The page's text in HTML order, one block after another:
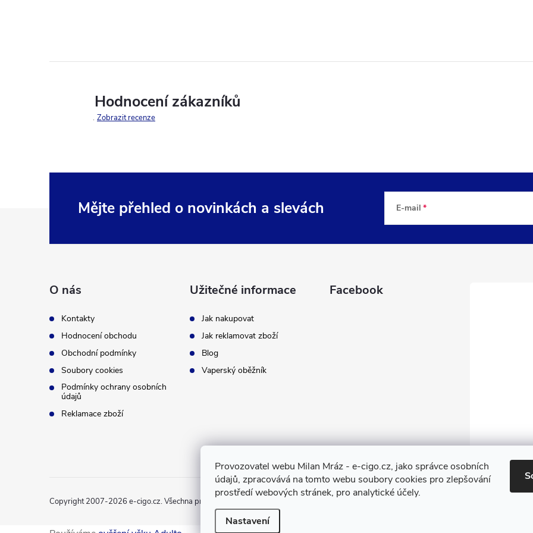
Provozovatel webu Milan Mráz - e-cigo.cz, jako správce osobních
údajů, zpracovává na tomto webu soubory cookies pro zlepšování
prostředí webových stránek, pro analytické účely.
Nastavení
Hodnocení zákazníků
Zobrazit recenze
Mějte přehled o novinkách a slevách E-mail
O nás
Kontakty
Hodnocení obchodu
Obchodní podmínky
Soubory cookies
Podmínky ochrany osobních
údajů
Reklamace zboží
Užitečné informace
Jak nakupovat
Jak reklamovat zboží
Blog
Vaperský oběžník
Facebook
Copyright 2007-2026 e-cigo.cz. Všechna práva vyhrazena.